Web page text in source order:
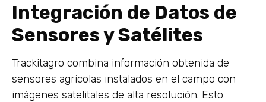
Integración de Datos de
Sensores y Satélites
Trackitagro combina información obtenida de
sensores agrícolas instalados en el campo con
imágenes satelitales de alta resolución. Esto